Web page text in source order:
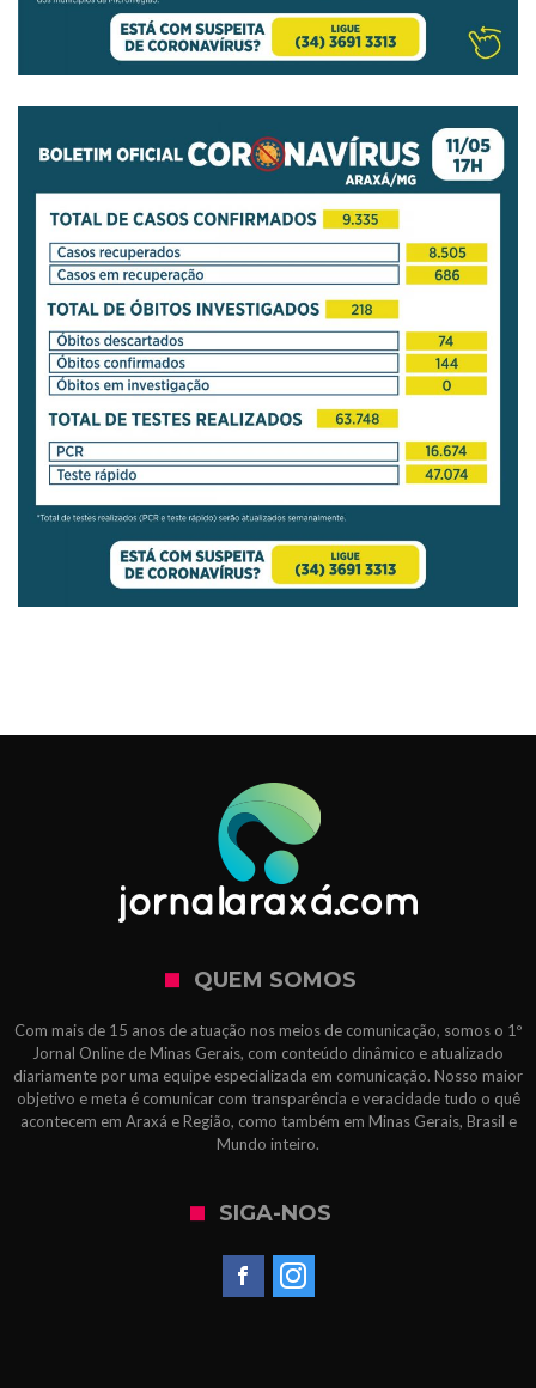
QUEM SOMOS
Com mais de 15 anos de atuação nos meios de comunicação, somos o 1º
Jornal Online de Minas Gerais, com conteúdo dinâmico e atualizado
diariamente por uma equipe especializada em comunicação. Nosso maior
objetivo e meta é comunicar com transparência e veracidade tudo o quê
acontecem em Araxá e Região, como também em Minas Gerais, Brasil e
Mundo inteiro.
SIGA-NOS